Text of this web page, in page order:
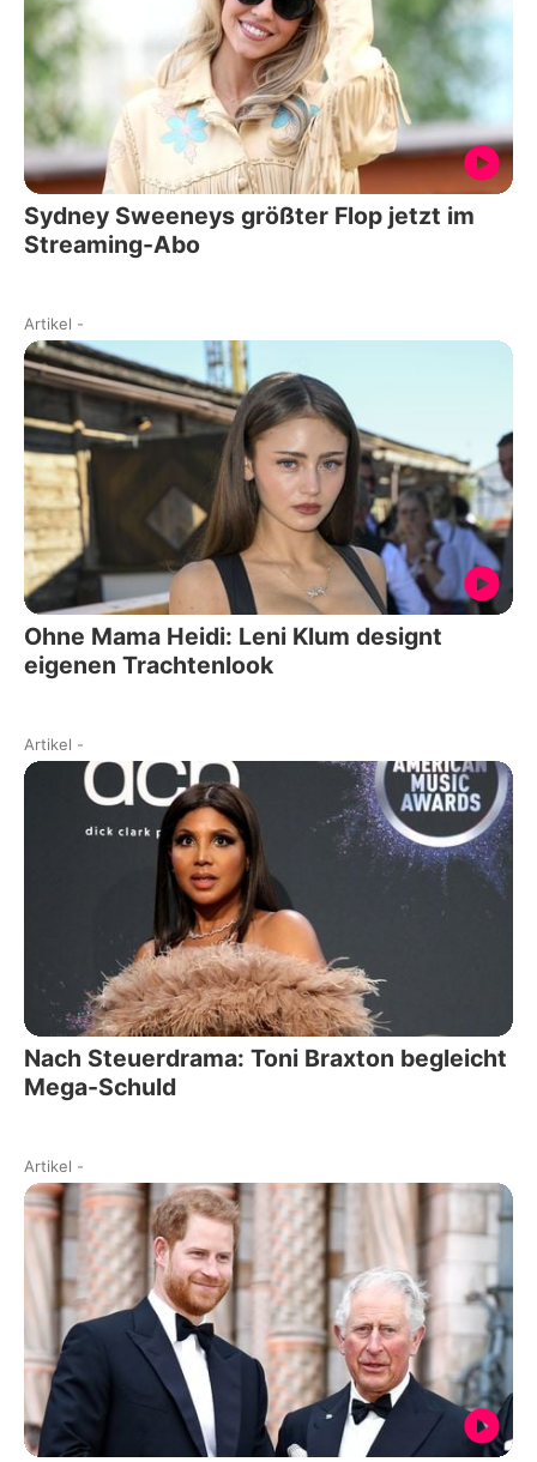
Sydney Sweeneys größter Flop jetzt im
Streaming-Abo
Artikel -
Ohne Mama Heidi: Leni Klum designt
eigenen Trachtenlook
Artikel -
Nach Steuerdrama: Toni Braxton begleicht
Mega-Schuld
Artikel -